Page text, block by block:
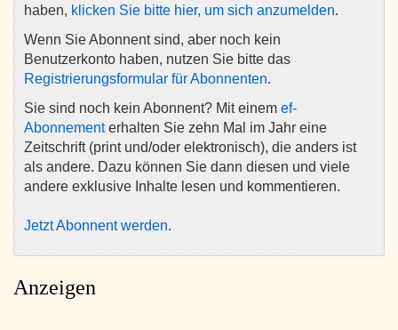
haben, klicken Sie bitte hier, um sich anzumelden.
Wenn Sie Abonnent sind, aber noch kein
Benutzerkonto haben, nutzen Sie bitte das
Registrierungsformular für Abonnenten.
Sie sind noch kein Abonnent? Mit einem ef-
Abonnementerhalten Sie zehn Mal im Jahr eine
Zeitschrift (print und/oder elektronisch), die anders ist
als andere. Dazu können Sie dann diesen und viele
andere exklusive Inhalte lesen und kommentieren.
Jetzt Abonnent werden.
Anzeigen